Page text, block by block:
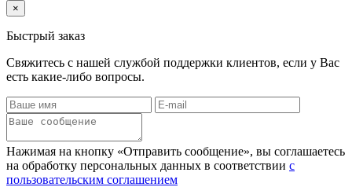
×
Быстрый заказ
Свяжитесь с нашей службой поддержки клиентов, если у Вас
есть какие-либо вопросы.
Нажимая на кнопку «Отправить сообщение», вы соглашаетесь
на обработку персональных данных в соответствии с
пользовательским соглашением